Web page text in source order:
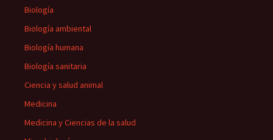
Biología
Biología ambiental
Biología humana
Biología sanitaria
Ciencia y salud animal
Medicina
Medicina y Ciencias de la salud